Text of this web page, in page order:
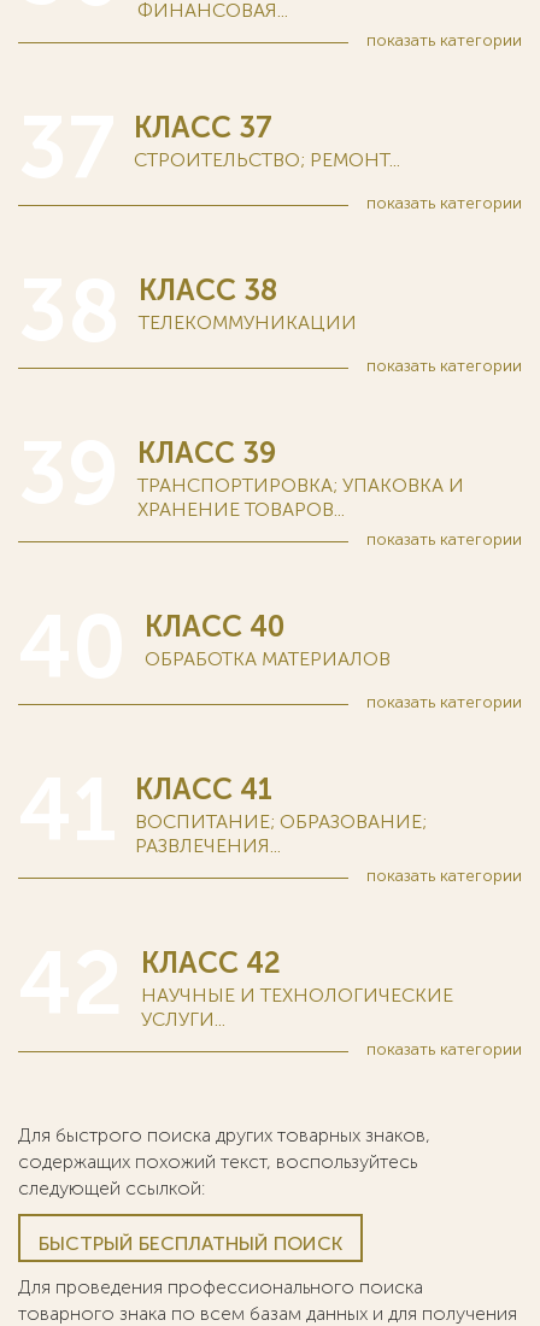
ФИНАНСОВАЯ...
показать категории
КЛАСС 37
СТРОИТЕЛЬСТВО; РЕМОНТ...
показать категории
КЛАСС 38
ТЕЛЕКОММУНИКАЦИИ
показать категории
КЛАСС 39
ТРАНСПОРТИРОВКА; УПАКОВКА И
ХРАНЕНИЕ ТОВАРОВ...
показать категории
КЛАСС 40
ОБРАБОТКА МАТЕРИАЛОВ
показать категории
КЛАСС 41
ВОСПИТАНИЕ; ОБРАЗОВАНИЕ;
РАЗВЛЕЧЕНИЯ...
показать категории
КЛАСС 42
НАУЧНЫЕ И ТЕХНОЛОГИЧЕСКИЕ
УСЛУГИ...
показать категории
Для быстрого поиска других товарных знаков,
содержащих похожий текст, воспользуйтесь
следующей ссылкой:
БЫСТРЫЙ БЕСПЛАТНЫЙ ПОИСК
Для проведения профессионального поиска
товарного знака по всем базам данных и для получения